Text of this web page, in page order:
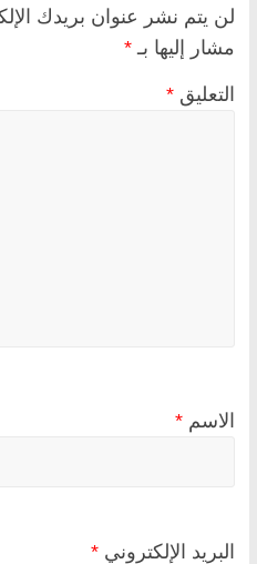
لن يتم نشر عنوان بريدك
مشار إليها بـ *
التعليق *
الاسم *
البريد الإلكتروني *